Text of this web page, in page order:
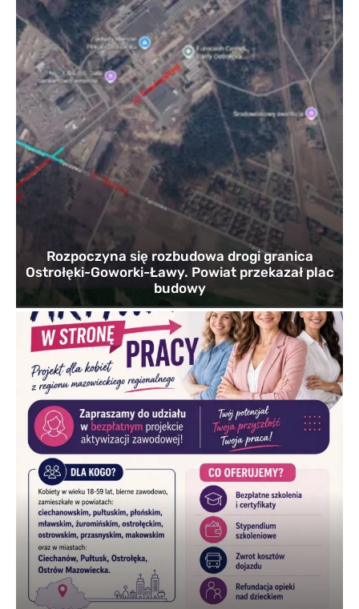
Rozpoczyna się rozbudowa drogi granica
Ostrołęki-Goworki-Ławy. Powiat przekazał plac
budowy